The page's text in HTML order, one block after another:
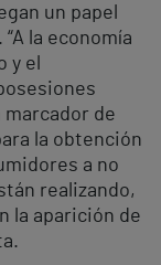
un papel
la economía
y el
de
la obtención
a no
realizando,
la aparición de